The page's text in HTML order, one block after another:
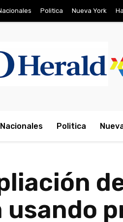
Politica Nueva York
Nacionales Politica